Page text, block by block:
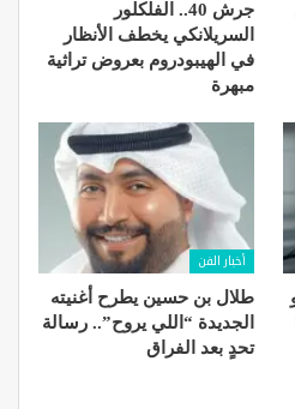
جرش 40.. الفلكلور
السريلانكي يخطف الأنظار
في الهيبودروم بعروض تراثية
مبهرة
أخبار الفن
طلال بن حسين يطرح أغنيته
الجديدة “اللي يروح”.. رسالة
تحدٍ بعد الفراق